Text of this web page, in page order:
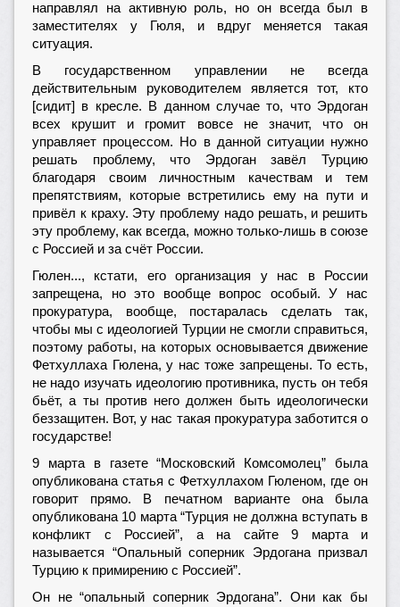
направлял на активную роль, но он всегда был в
заместителях у Гюля, и вдруг меняется такая
ситуация.
В государственном управлении не всегда
действительным руководителем является тот, кто
[сидит] в кресле. В данном случае то, что Эрдоган
всех крушит и громит вовсе не значит, что он
управляет процессом. Но в данной ситуации нужно
решать проблему, что Эрдоган завёл Турцию
благодаря своим личностным качествам и тем
препятствиям, которые встретились ему на пути и
привёл к краху. Эту проблему надо решать, и решить
эту проблему, как всегда, можно только-лишь в союзе
с Россией и за счёт России.
Гюлен..., кстати, его организация у нас в России
запрещена, но это вообще вопрос особый. У нас
прокуратура, вообще, постаралась сделать так,
чтобы мы с идеологией Турции не смогли справиться,
поэтому работы, на которых основывается движение
Фетхуллаха Гюлена, у нас тоже запрещены. То есть,
не надо изучать идеологию противника, пусть он тебя
бьёт, а ты против него должен быть идеологически
беззащитен. Вот, у нас такая прокуратура заботится о
государстве!
9 марта в газете “Московский Комсомолец” была
опубликована статья с Фетхуллахом Гюленом, где он
говорит прямо. В печатном варианте она была
опубликована 10 марта “Турция не должна вступать в
конфликт с Россией”, а на сайте 9 марта и
называется “Опальный соперник Эрдогана призвал
Турцию к примирению с Россией”.
Он не “опальный соперник Эрдогана”. Они как бы